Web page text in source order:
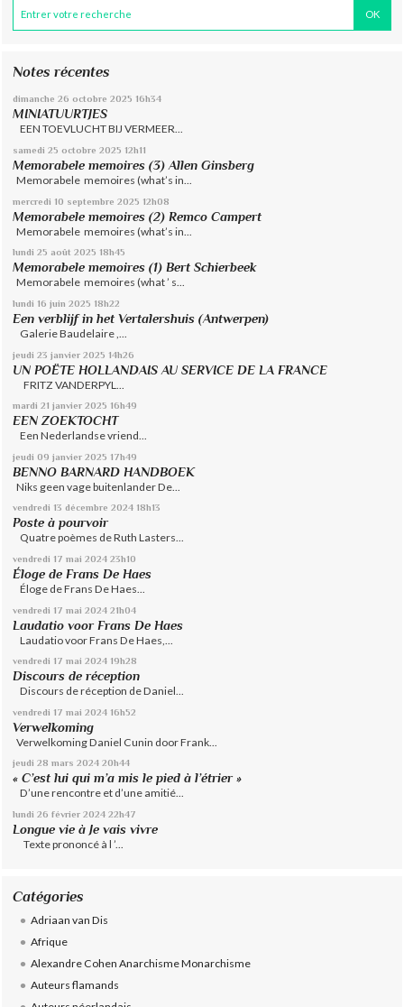
Notes récentes
dimanche 26 octobre 2025 16h34
MINIATUURTJES
EEN TOEVLUCHT BIJ VERMEER...
samedi 25 octobre 2025 12h11
Memorabele memoires (3) Allen Ginsberg
Memorabele memoires (what’s in...
mercredi 10 septembre 2025 12h08
Memorabele memoires (2) Remco Campert
Memorabele memoires (what’s in...
lundi 25 août 2025 18h45
Memorabele memoires (1) Bert Schierbeek
Memorabele memoires (what ’ s...
lundi 16 juin 2025 18h22
Een verblijf in het Vertalershuis (Antwerpen)
Galerie Baudelaire ,...
jeudi 23 janvier 2025 14h26
UN POËTE HOLLANDAIS AU SERVICE DE LA FRANCE
FRITZ VANDERPYL...
mardi 21 janvier 2025 16h49
EEN ZOEKTOCHT
Een Nederlandse vriend...
jeudi 09 janvier 2025 17h49
BENNO BARNARD HANDBOEK
Niks geen vage buitenlander De...
vendredi 13 décembre 2024 18h13
Poste à pourvoir
Quatre poèmes de Ruth Lasters...
vendredi 17 mai 2024 23h10
Éloge de Frans De Haes
Éloge de Frans De Haes...
vendredi 17 mai 2024 21h04
Laudatio voor Frans De Haes
Laudatio voor Frans De Haes,...
vendredi 17 mai 2024 19h28
Discours de réception
Discours de réception de Daniel...
vendredi 17 mai 2024 16h52
Verwelkoming
Verwelkoming Daniel Cunin door Frank...
jeudi 28 mars 2024 20h44
« C’est lui qui m’a mis le pied à l’étrier »
D’une rencontre et d’une amitié...
lundi 26 février 2024 22h47
Longue vie à Je vais vivre
Texte prononcé à l ’...
Catégories
Adriaan van Dis
Afrique
Alexandre Cohen Anarchisme Monarchisme
Auteurs flamands